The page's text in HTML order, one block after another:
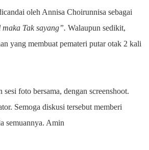
oleh Annisa Choirunnisa sebagai
maka Tak sayang”. Walaupun sedikit,
yang membuat pemateri putar otak 2 kali
foto bersama, dengan screenshoot.
Semoga diskusi tersebut memberi
semuannya. Amin